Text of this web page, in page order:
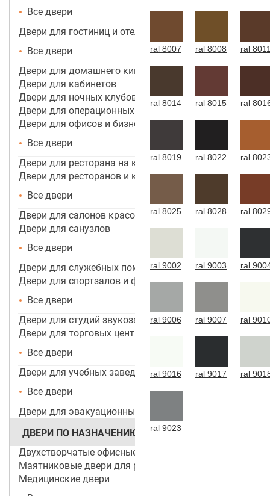
Все двери
Двери для гостиниц и отелей
Все двери
Двери для домашнего кинотеатра
Двери для кабинетов
Двери для ночных клубов
Двери для операционных
Двери для офисов и бизнес центров
Все двери
Двери для ресторана на кухню
Двери для ресторанов и кафе
Все двери
Двери для салонов красоты
Двери для санузлов
Все двери
Двери для служебных помещений
Двери для спортзалов и фитнес-центров
Все двери
Двери для студий звукозаписи
Двери для торговых центров, помещений
Все двери
Двери для учебных заведений и ДОУ
Все двери
Двери для эвакуационных выходов
ДВЕРИ ПО НАЗНАЧЕНИЮ
Двухстворчатые офисные двери
Маятниковые двери для ресторанов и кафе
Медицинские двери
ral 8007 ral 8008 ral
ral 8014 ral 8015 ral
ral 8019 ral 8022 ral
ral 8025 ral 8028 ral
ral 9002 ral 9003 ral
ral 9006 ral 9007 ral
ral 9016 ral 9017 ral
ral 9023